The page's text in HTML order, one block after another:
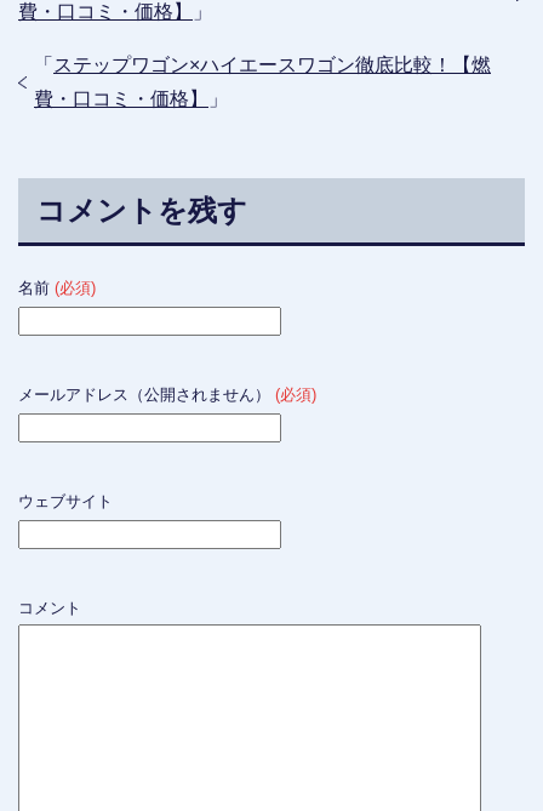
費・口コミ・価格】
」
「 ステップワゴン×ハイエースワゴン徹底比較！【燃
費・口コミ・価格】
」
コメントを残す
名前 (必須)
メールアドレス（公開されません） (必須)
ウェブサイト
コメント